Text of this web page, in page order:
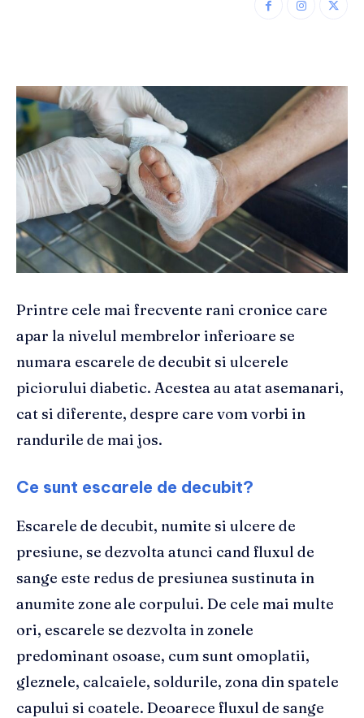
Printre cele mai frecvente rani cronice care
apar la nivelul membrelor inferioare se
numara escarele de decubit si ulcerele
piciorului diabetic. Acestea au atat asemanari,
cat si diferente, despre care vom vorbi in
randurile de mai jos.
​Ce sunt escarele de decubit?
Escarele de decubit, numite si ulcere de
presiune, se dezvolta atunci cand fluxul de
sange este redus de presiunea sustinuta in
anumite zone ale corpului. De cele mai multe
ori, escarele se dezvolta in zonele
predominant osoase, cum sunt omoplatii,
gleznele, calcaiele, soldurile, zona din spatele
capului si coatele. Deoarece fluxul de sange